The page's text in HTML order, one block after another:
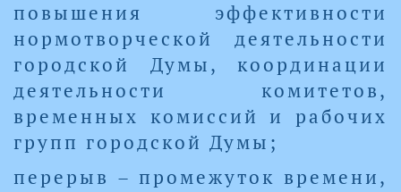
повышения эффективности
нормотворческой деятельности
городской Думы, координации
деятельности комитетов,
временных комиссий и рабочих
групп городской Думы;
перерыв – промежуток времени,